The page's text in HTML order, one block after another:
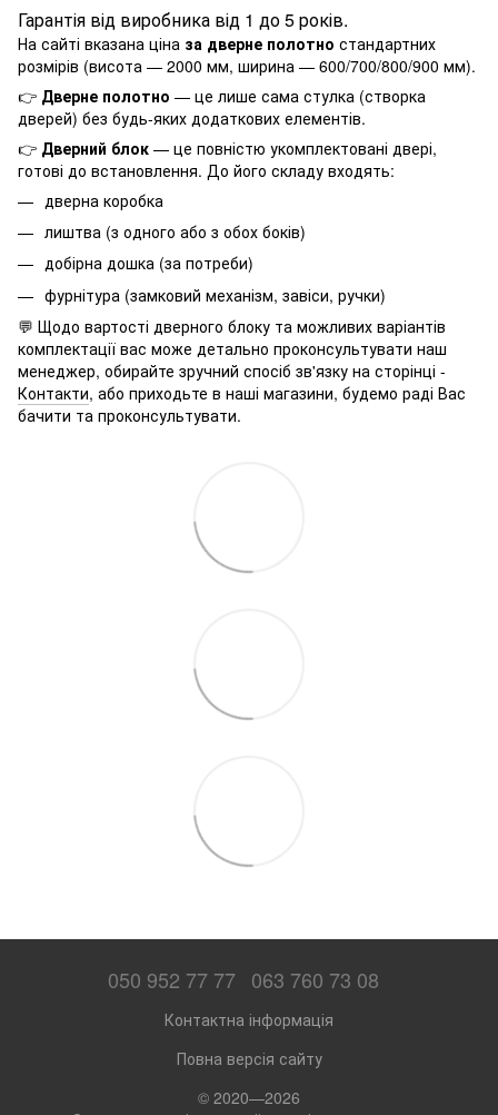
Гарантія від виробника від 1 до 5 років.
На сайті вказана ціна за дверне полотно стандартних
розмірів (висота — 2000 мм, ширина — 600/700/800/900 мм).
👉 Дверне полотно — це лише сама стулка (створка
дверей) без будь-яких додаткових елементів.
👉 Дверний блок — це повністю укомплектовані двері,
готові до встановлення. До його складу входять:
дверна коробка
лиштва (з одного або з обох боків)
добірна дошка (за потреби)
фурнітура (замковий механізм, завіси, ручки)
💬 Щодо вартості дверного блоку та можливих варіантів
комплектації вас може детально проконсультувати наш
менеджер, обирайте зручний спосіб зв'язку на сторінці -
Контакти, або приходьте в наші магазини, будемо раді Вас
бачити та проконсультувати.
050 952 77 77 063 760 73 08
Контактна інформація
Повна версія сайту
© 2020—2026